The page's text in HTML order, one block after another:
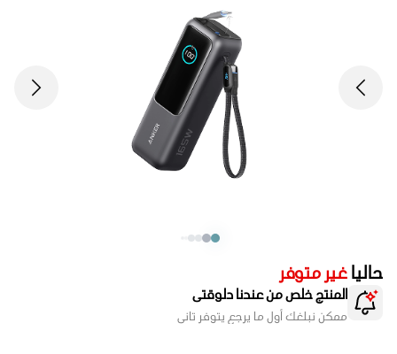
حاليا غير متوفر
المنتج خلص من عندنا دلوقتى
ممكن نبلغك أول ما يرجع يتوفر تانى